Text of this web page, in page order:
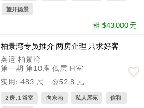
望开扬景
租 $43,000 元
柏景湾专员推介 两房企理 只求好客
奥运 柏景湾
第一期 第10座 低层 H室
实用: 483 尺
@52.8 元
2 房 , 1 浴室 向东南 私人屋苑 信和